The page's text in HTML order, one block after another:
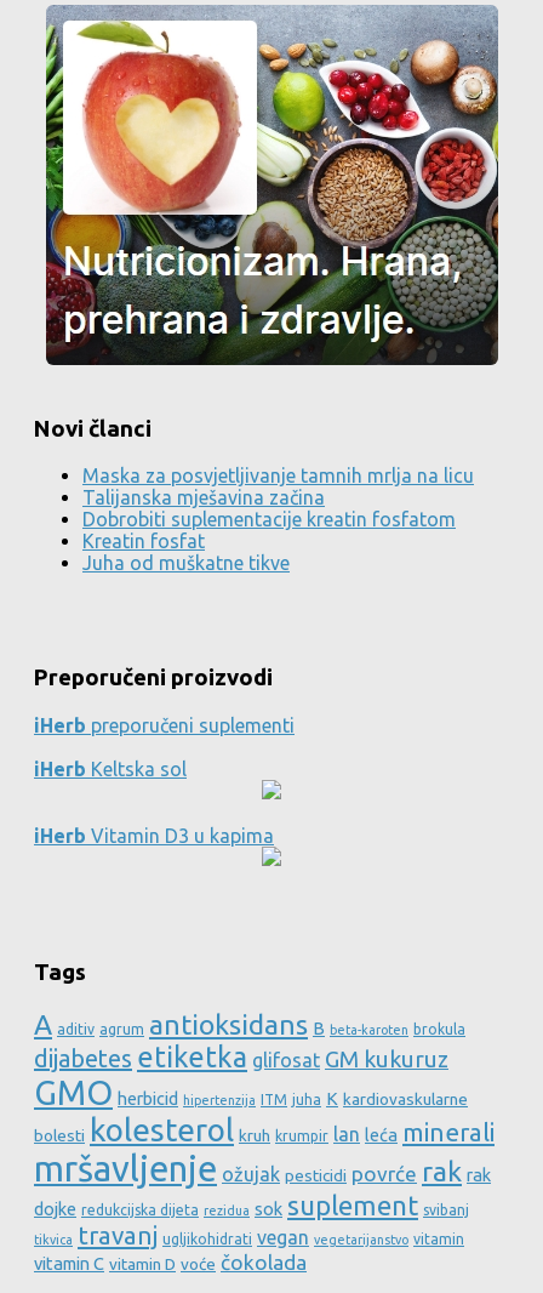
Novi članci
Maska za posvjetljivanje tamnih mrlja na licu
Talijanska mješavina začina
Dobrobiti suplementacije kreatin fosfatom
Kreatin fosfat
Juha od muškatne tikve
Preporučeni proizvodi
iHerb preporučeni suplementi
iHerb Keltska sol
iHerb Vitamin D3 u kapima
Tags
A aditiv agrum antioksidans B beta-karoten brokula
dijabetes etiketka glifosat GM kukuruz
GMO herbicid hipertenzija ITM juha K kardiovaskularne
bolesti kolesterol kruh krumpir lan leća minerali
mršavljenje ožujak pesticidi povrće rak rak
dojke redukcijska dijeta rezidua sok suplement svibanj
tikvica travanj ugljikohidrati vegan vegetarijanstvo vitamin
vitamin C vitamin D voće čokolada